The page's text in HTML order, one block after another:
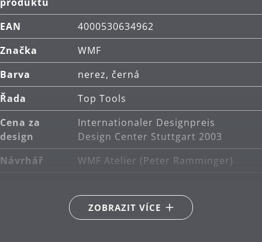
EAN
4000530634962
Značka
WMF
Barva
nerez, černá
Řada
Top Tools
Cena za
design
Internationaler Designpreis
Design Center Stuttgart 2003
Návrhář
WMF Atelier (Peter Ramminger)
4
ZOBRAZIT VÍCE